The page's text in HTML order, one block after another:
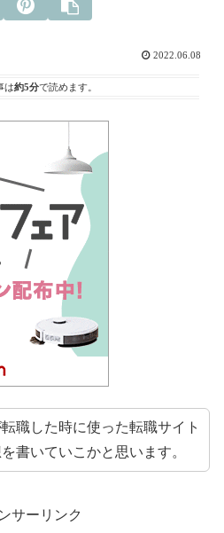
2022.06.08
は約5分で読めます。
職した時に使った転職サイト
書いていこかと思います。
サーリンク